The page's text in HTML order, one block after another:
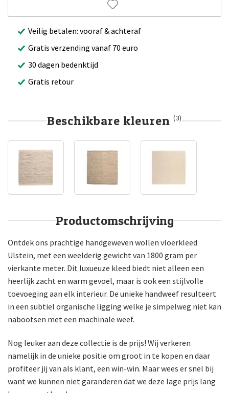
Veilig betalen: vooraf & achteraf
Gratis verzending vanaf 70 euro
30 dagen bedenktijd
Gratis retour
Beschikbare kleuren (3)
Productomschrijving
Ontdek ons prachtige handgeweven wollen vloerkleed
Ulstein, met een weelderig gewicht van 1800 gram per
vierkante meter. Dit luxueuze kleed biedt niet alleen een
heerlijk zacht en warm gevoel, maar is ook een stijlvolle
toevoeging aan elk interieur. De unieke handweef resulteert
in een subtiel organische ligging welke je simpelweg niet kan
nabootsen met een machinale weef.
Nog leuker aan deze collectie is de prijs! Wij verkeren
namelijk in de unieke positie om groot in te kopen en daar
profiteer jij van als klant, een win-win. Maar wees er snel bij
want we kunnen niet garanderen dat we deze lage prijs lang